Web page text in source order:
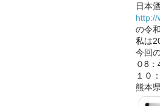
日本
http://
の令
私は
今回
０8
１０
熊本